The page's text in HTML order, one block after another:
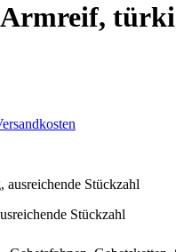
Stückzahl